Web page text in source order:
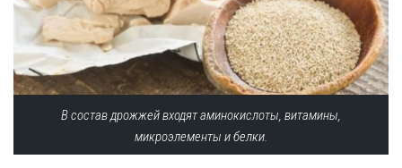
В состав дрожжей входят аминокислоты, витамины,
микроэлементы и белки.